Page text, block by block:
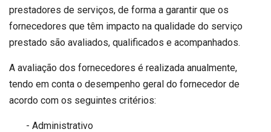
prestadores de serviços, de forma a garantir que os
fornecedores que têm impacto na qualidade do serviço
prestado são avaliados, qualificados e acompanhados.
A avaliação dos fornecedores é realizada anualmente,
tendo em conta o desempenho geral do fornecedor de
acordo com os seguintes critérios:
- Administrativo